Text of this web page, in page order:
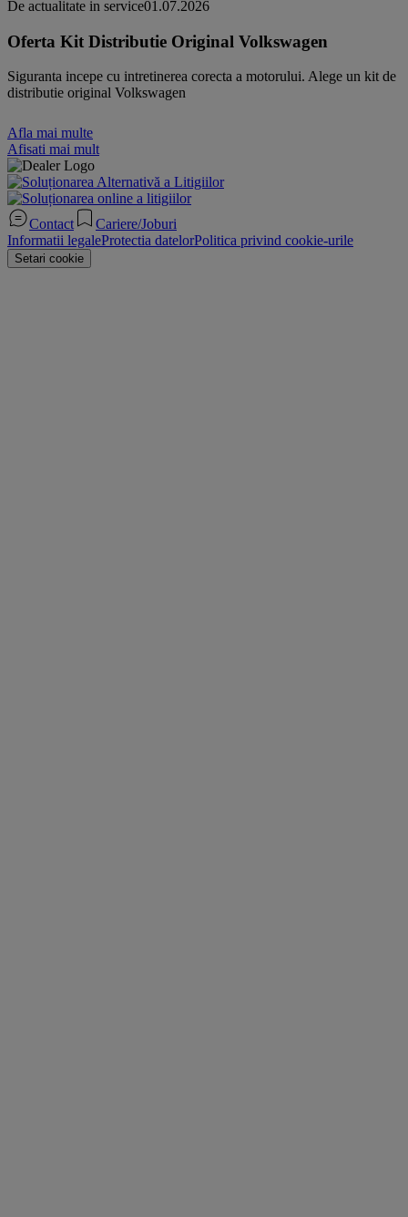
De actualitate in service01.07.2026
Oferta Kit Distributie Original Volkswagen
Siguranta incepe cu intretinerea corecta a motorului. Alege un kit de
distributie original Volkswagen
Afla mai multe
Afisati mai mult
Contact
Cariere/Joburi
Informatii legaleProtectia datelorPolitica privind cookie-urile
Setari cookie